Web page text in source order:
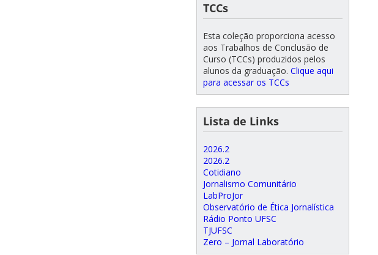
TCCs
Esta coleção proporciona acesso
aos Trabalhos de Conclusão de
Curso (TCCs) produzidos pelos
alunos da graduação. Clique aqui
para acessar os TCCs
Lista de Links
2026.2
2026.2
Cotidiano
Jornalismo Comunitário
LabProJor
Observatório de Ética Jornalística
Rádio Ponto UFSC
TJUFSC
Zero – Jornal Laboratório